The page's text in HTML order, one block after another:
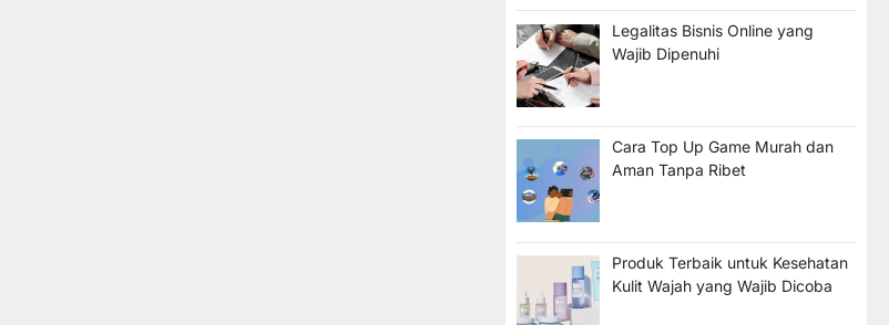
Legalitas Bisnis Online yang
Wajib Dipenuhi
Cara Top Up Game Murah dan
Aman Tanpa Ribet
Produk Terbaik untuk Kesehatan
Kulit Wajah yang Wajib Dicoba